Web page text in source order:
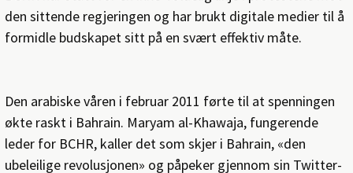
den sittende regjeringen og har brukt digitale medier til å
formidle budskapet sitt på en svært effektiv måte.
Den arabiske våren i februar 2011 førte til at spenningen
økte raskt i Bahrain. Maryam al-Khawaja, fungerende
leder for BCHR, kaller det som skjer i Bahrain, «den
ubeleilige revolusjonen» og påpeker gjennom sin Twitter-